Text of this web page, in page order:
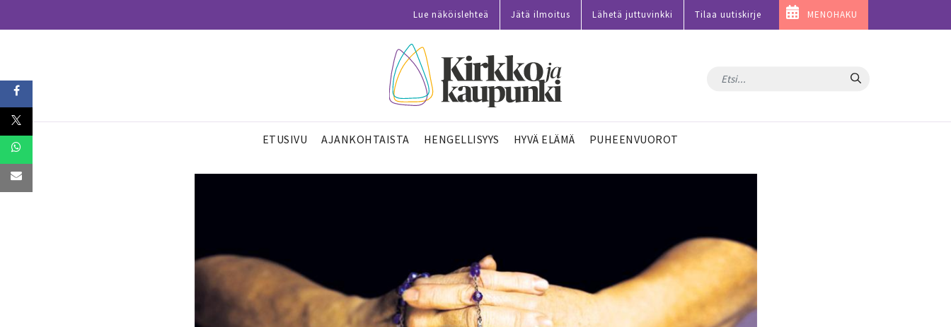
Lue näköislehteä Jätä ilmoitus Lähetä juttuvinkki Tilaa uutiskirje MENOHAKU
Hae
ETUSIVU AJANKOHTAISTA HENGELLISYYS HYVÄ ELÄMÄ PUHEENVUOROT